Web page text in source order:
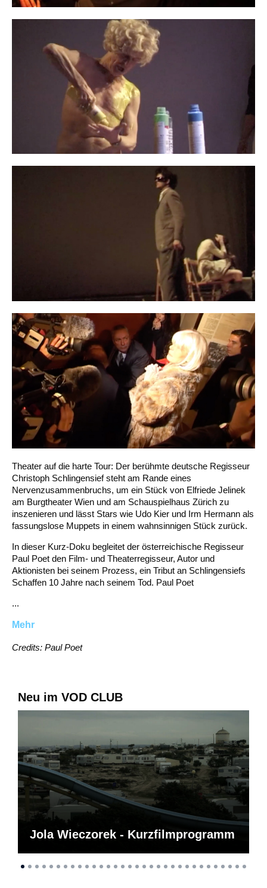
Theater auf die harte Tour: Der berühmte deutsche Regisseur
Christoph Schlingensief steht am Rande eines
Nervenzusammenbruchs, um ein Stück von Elfriede Jelinek
am Burgtheater Wien und am Schauspielhaus Zürich zu
inszenieren und lässt Stars wie Udo Kier und Irm Hermann als
fassungslose Muppets in einem wahnsinnigen Stück zurück.
In dieser Kurz-Doku begleitet der österreichische Regisseur
Paul Poet den Film- und Theaterregisseur, Autor und
Aktionisten bei seinem Prozess, ein Tribut an Schlingensiefs
Schaffen 10 Jahre nach seinem Tod. Paul Poet
...
Mehr
Credits: Paul Poet
Neu im VOD CLUB
Jola Wieczorek - Kurzfilmprogramm